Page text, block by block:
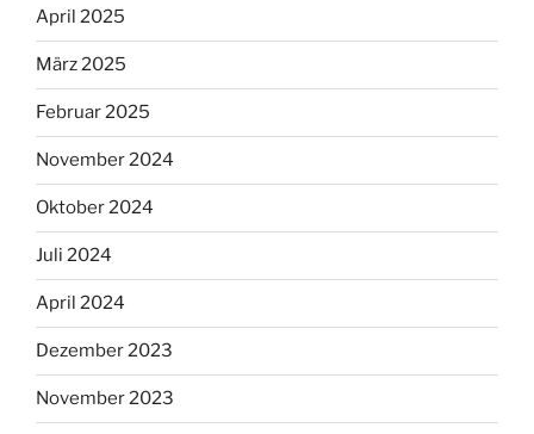
April 2025
März 2025
Februar 2025
November 2024
Oktober 2024
Juli 2024
April 2024
Dezember 2023
November 2023